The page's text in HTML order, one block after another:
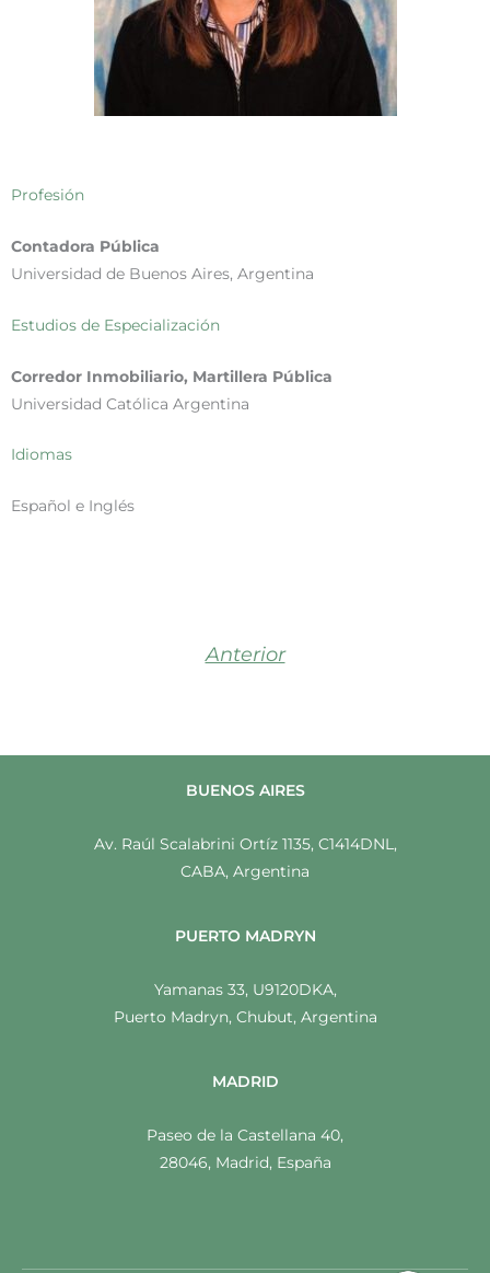
Profesión
Contadora Pública
Universidad de Buenos Aires, Argentina
Estudios de Especialización
Corredor Inmobiliario, Martillera Pública
Universidad Católica Argentina
Idiomas
Español e Inglés
Anterior
BUENOS AIRES
Av. Raúl Scalabrini Ortíz 1135, C1414DNL,
CABA, Argentina
PUERTO MADRYN
Yamanas 33, U9120DKA,
Puerto Madryn, Chubut, Argentina
MADRID
Paseo de la Castellana 40,
28046, Madrid, España